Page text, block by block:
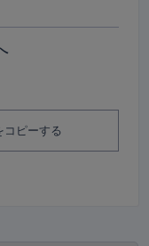
コピーする